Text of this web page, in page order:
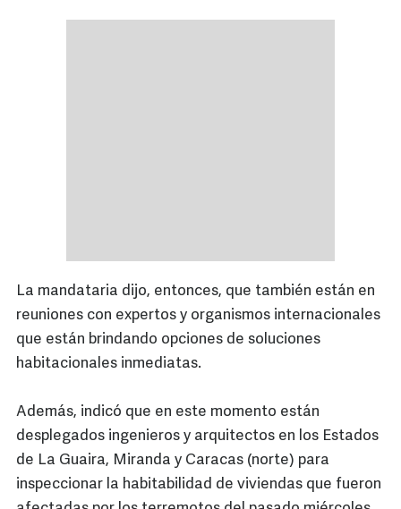
La mandataria dijo, entonces, que también están en
reuniones con expertos y organismos internacionales
que están brindando opciones de soluciones
habitacionales inmediatas.
Además, indicó que en este momento están
desplegados ingenieros y arquitectos en los Estados
de La Guaira, Miranda y Caracas (norte) para
inspeccionar la habitabilidad de viviendas que fueron